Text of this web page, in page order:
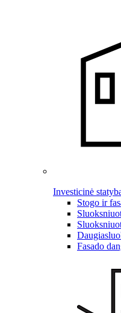
Investicinė
Stogo ir
Fasado